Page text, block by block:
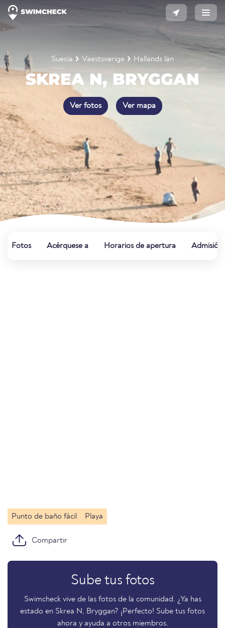
Suecia Vaestsverige Hallands län
SKREA N, BRYGGAN
Ver fotos Ver mapa
Fotos Acérquese a Horarios de apertura Admisión
Punto de baño fácil Playa
Compartir
Sube tus fotos
Swimcheck vive de las fotos de la comunidad. ¿Ya has
estado en Skrea N, Bryggan? ¡Perfecto! Sube tus fotos
ahora y ayuda a otros miembros.